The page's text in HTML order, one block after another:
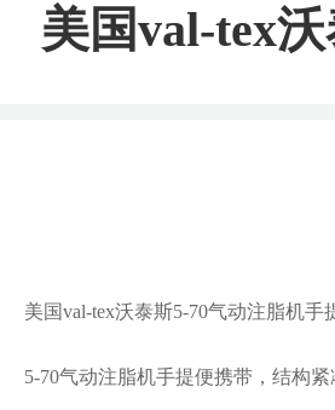
美国val-tex
美国val-tex沃泰斯5-70气动注脂机手
5-70气动注脂机手提便携带，结构